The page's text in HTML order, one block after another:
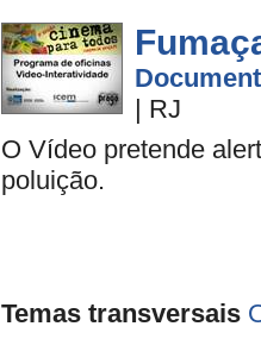
| RJ
O Vídeo pretende
poluição.
Temas transversais